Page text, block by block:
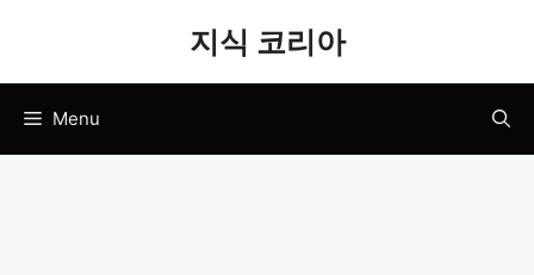
지식 코리아
Menu